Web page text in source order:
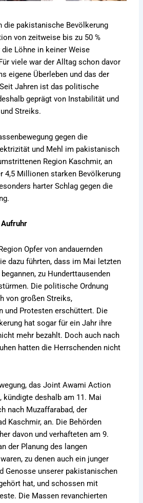
die pakistanische Bevölkerung
von zeitweise bis zu 50 %
Löhne in keiner Weise
viele war der Alltag schon davor
eigene Überleben und das der
Jahren ist das politische
geprägt von Instabilität und
Streiks.
gegen die
und Mehl im pakistanisch
Region Kaschmir, an
4,5 Millionen starken Bevölkerung
harter Schlag gegen die
Aufruhr
Opfer von andauernden
dazu führten, dass im Mai letzten
zu Hunderttausenden
Die politische Ordnung
von großen Streiks,
und Protesten erschüttert. Die
hat sogar für ein Jahr ihre
mehr bezahlt. Doch auch nach
hatten die Herrschenden nicht
das Joint Awami Action
kündigte deshalb am 11. Mai
nach Muzaffarabad, der
Kaschmir, an. Die Behörden
davon und verhafteten am 9.
der Planung des langen
zu denen auch ein junger
Genosse unserer pakistanischen
hat, und schossen mit
Die Massen revanchierten